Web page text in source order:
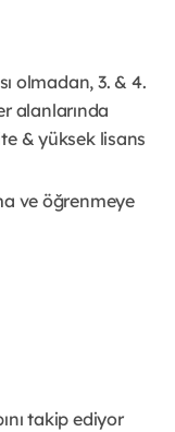
olmadan, 3. & 4.
alanlarında
& yüksek lisans
ve öğrenmeye
takip ediyor